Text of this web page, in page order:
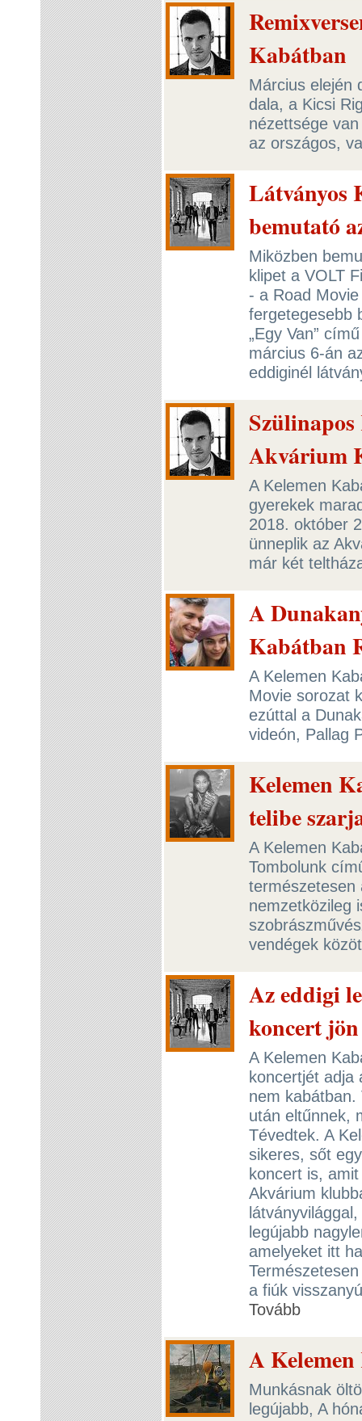
Kabátban
Március elején
dala, a Kicsi
nézettsége
az országos,
Látványos
bemutató
Miközben
klipet a VOLT
- a Road
fergetegesebb
„Egy Van”
március 6-án
eddiginél
Akvárium
A Kelemen
gyerekek
2018. október
ünneplik az
már két
A
Kabátban
A Kelemen
Movie sorozat
ezúttal a
videón, Pallag
Kelemen
telibe
A Kelemen
Tombolunk
természetesen
nemzetközileg
vendégek
Az eddigi
koncert jön
A Kelemen
koncertjét adja
nem
után eltűnnek,
Tévedtek. A
sikeres, sőt
koncert is,
Akvárium
legújabb
amelyeket itt
a fiúk
Tovább
A
Munkásnak
legújabb, A